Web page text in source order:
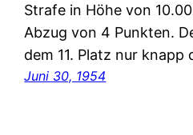
Strafe in Höhe von
Abzug von 4 Punkten.
dem 11. Platz nur knapp
Juni 30, 1954